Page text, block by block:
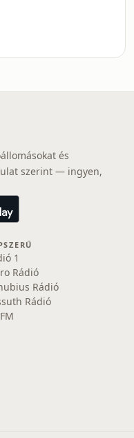
és
szerint — ingyen,
1
Rádió
Rádió
Rádió